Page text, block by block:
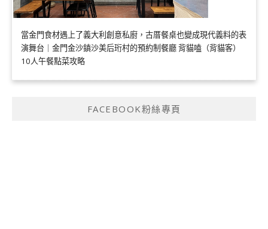
當金門食材遇上了義大利創意私廚，古厝餐桌也變成現代義料的表
演舞台｜金門金沙鎮沙美后珩村的預約制餐廳 背貓嗑（背貓客）
10人午餐點菜攻略
FACEBOOK粉絲專頁